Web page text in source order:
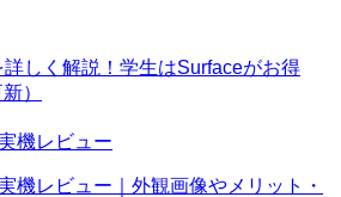
しく解説！学生はSurfaceがお得
）
機レビュー｜外観画像やメリット・